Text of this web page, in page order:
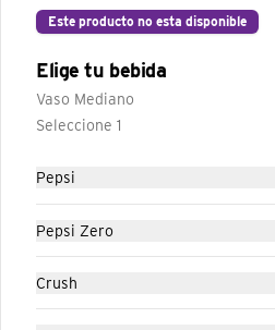
Conócenos
Trabaja con nosotros
Este producto no esta disponible
Elige tu bebida
Vaso Mediano
Seleccione 1
Pepsi
Pepsi Zero
Crush